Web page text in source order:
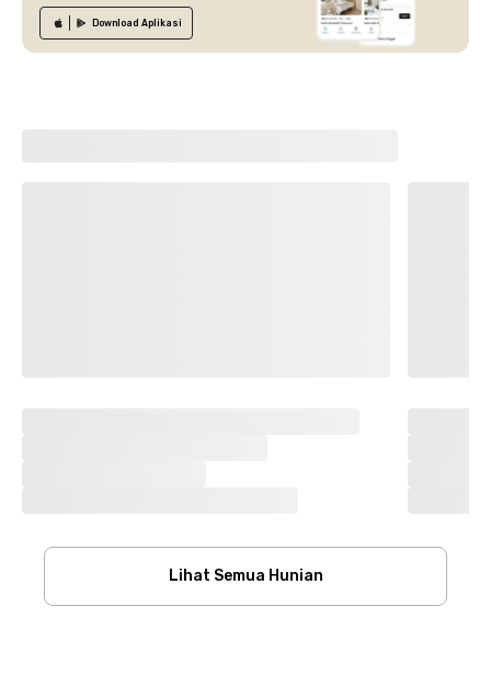
Download Aplikasi
Lihat Semua Hunian